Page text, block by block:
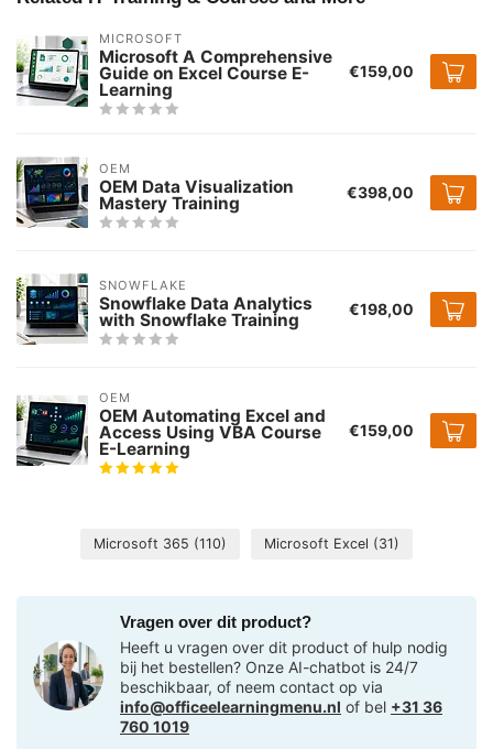
MICROSOFT
Microsoft A Comprehensive
Guide on Excel Course E-
Learning
€159,00
OEM
OEM Data Visualization
Mastery Training €398,00
SNOWFLAKE
Snowflake Data Analytics
with Snowflake Training €198,00
OEM
OEM Automating Excel and
Access Using VBA Course
E-Learning
€159,00
Microsoft 365 (110) Microsoft Excel (31)
Vragen over dit product?
Heeft u vragen over dit product of hulp nodig
bij het bestellen? Onze AI-chatbot is 24/7
beschikbaar, of neem contact op via
info@officeelearningmenu.nl of bel +31 36
760 1019